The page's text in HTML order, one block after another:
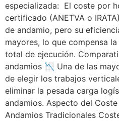
especializada: El coste por
certificado (ANETVA o
de andamio, pero su
mayores, lo que compensa
total de ejecución.
andamios 📉 Una de las
de elegir los trabajos
eliminar la pesada carga
andamios. Aspecto del
Andamios Tradicionales